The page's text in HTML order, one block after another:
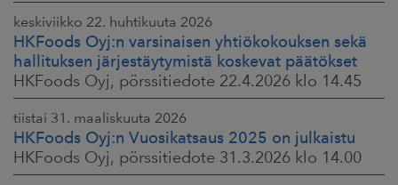
keskiviikko 22. huhtikuuta 2026
HKFoods Oyj:n varsinaisen yhtiökokouksen sekä
hallituksen järjestäytymistä koskevat päätökset
HKFoods Oyj, pörssitiedote 22.4.2026 klo 14.45
tiistai 31. maaliskuuta 2026
HKFoods Oyj:n Vuosikatsaus 2025 on julkaistu
HKFoods Oyj, pörssitiedote 31.3.2026 klo 14.00